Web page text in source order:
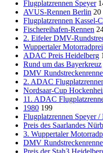
Flugplatzrennen Speyer
AVUS-Rennen Berlin 20
Flugplatzrennen Kassel-
Fischereihafen-Rennen
2. Eifeler DMV-
Wuppertaler
ADAC Preis Heidelberg
Rund um das Bayerkreuz
DMV
2. ADAC
Nordsaar-Cup
11. ADAC
1980 199
Flugplatzrennen Speyer /
Preis des Saarlandes
3. Wuppertaler
DMV